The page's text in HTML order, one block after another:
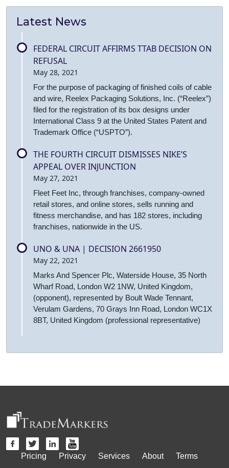
Latest News
FEDERAL CIRCUIT AFFIRMS TTAB DECISION ON
REFUSAL
May 28, 2021
For the purpose of packaging of finished coils of cable
and wire, Reelex Packaging Solutions, Inc. (“Reelex”)
filed for the registration of its box designs under
International Class 9 at the United States Patent and
Trademark Office (“USPTO”).
THE FOURTH CIRCUIT DISMISSES NIKE’S
APPEAL OVER INJUNCTION
May 27, 2021
Fleet Feet Inc, through franchises, company-owned
retail stores, and online stores, sells running and
fitness merchandise, and has 182 stores, including
franchises, nationwide in the US.
UNO & UNA | DECISION 2661950
May 22, 2021
Marks And Spencer Plc, Waterside House, 35 North
Wharf Road, London W2 1NW, United Kingdom,
(opponent), represented by Boult Wade Tennant,
Verulam Gardens, 70 Grays Inn Road, London WC1X
8BT, United Kingdom (professional representative)
Pricing Privacy Services About Terms